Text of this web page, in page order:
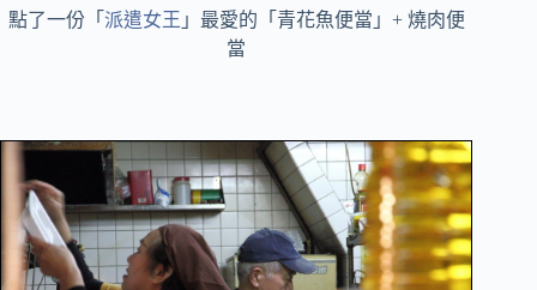
點了一份「 派遣女王 」最愛的「青花魚便當」+ 燒肉便
當